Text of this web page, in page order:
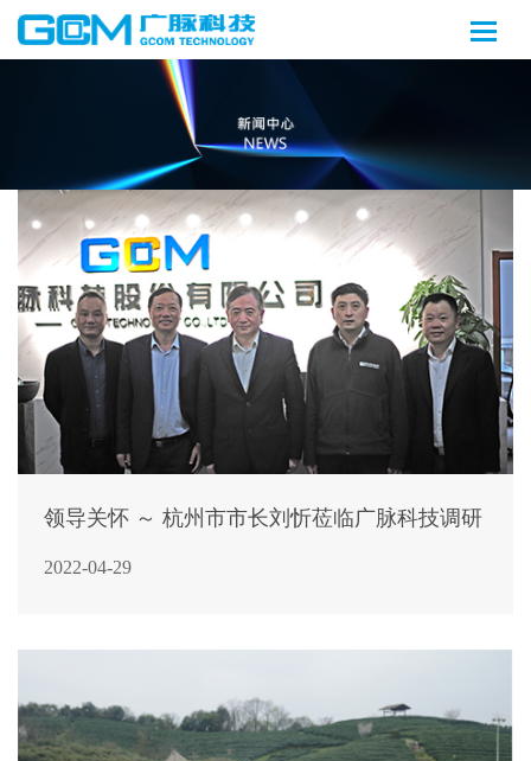
领导关怀 ～ 杭州市市长刘忻莅临广脉科技调研
2022-04-29